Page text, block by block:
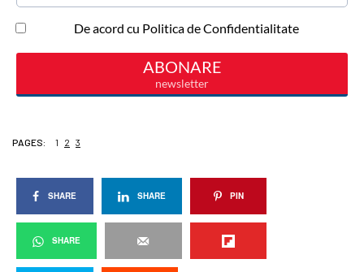
PAGES: 1 2 3
SHARE SHARE PIN
SHARE